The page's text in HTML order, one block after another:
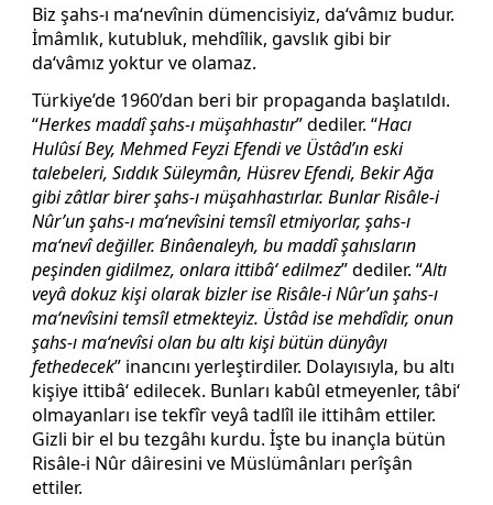
Biz şahs-ı ma‘nevînin dümencisiyiz, da‘vâmız budur.
İmâmlık, kutubluk, mehdîlik, gavslık gibi bir
da‘vâmız yoktur ve olamaz.
Türkiye’de 1960’dan beri bir propaganda başlatıldı.
“Herkes maddî şahs-ı müşahhastır” dediler. “Hacı
Hulûsí Bey, Mehmed Feyzi Efendi ve Üstâd’ın eski
talebeleri, Sıddık Süleymân, Hüsrev Efendi, Bekir Ağa
gibi zâtlar birer şahs-ı müşahhastırlar. Bunlar Risâle-i
Nûr’un şahs-ı ma‘nevîsini temsîl etmiyorlar, şahs-ı
ma‘nevî değiller. Binâenaleyh, bu maddî şahısların
peşinden gidilmez, onlara ittibâ‘ edilmez” dediler. “Altı
veyâ dokuz kişi olarak bizler ise Risâle-i Nûr’un şahs-ı
ma‘nevîsini temsîl etmekteyiz. Üstâd ise mehdîdir, onun
şahs-ı ma‘nevîsi olan bu altı kişi bütün dünyâyı
fethedecek” inancını yerleştirdiler. Dolayısıyla, bu altı
kişiye ittibâ‘ edilecek. Bunları kabûl etmeyenler, tâbi‘
olmayanları ise tekfîr veyâ tadlîl ile ittihâm ettiler.
Gizli bir el bu tezgâhı kurdu. İşte bu inançla bütün
Risâle-i Nûr dâiresini ve Müslümânları perîşân
ettiler.